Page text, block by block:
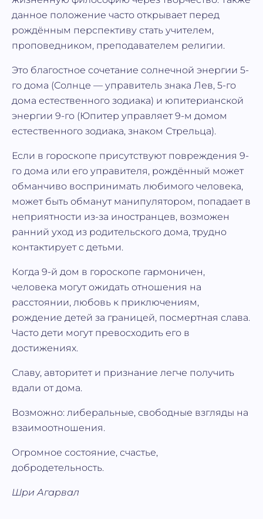
данное положение часто открывает перед
рождённым перспективу стать учителем,
проповедником, преподавателем религии.
Это благостное сочетание солнечной энергии 5-
го дома (Солнце — управитель знака Лев, 5-го
дома естественного зодиака) и юпитерианской
энергии 9-го (Юпитер управляет 9-м домом
естественного зодиака, знаком Стрельца).
Если в гороскопе присутствуют повреждения 9-
го дома или его управителя, рождённый может
обманчиво воспринимать любимого человека,
может быть обманут манипулятором, попадает в
неприятности из-за иностранцев, возможен
ранний уход из родительского дома, трудно
контактирует с детьми.
Когда 9-й дом в гороскопе гармоничен,
человека могут ожидать отношения на
расстоянии, любовь к приключениям,
рождение детей за границей, посмертная слава.
Часто дети могут превосходить его в
достижениях.
Славу, авторитет и признание легче получить
вдали от дома.
Возможно: либеральные, свободные взгляды на
взаимоотношения.
Огромное состояние, счастье,
добродетельность.
Шри Агарвал